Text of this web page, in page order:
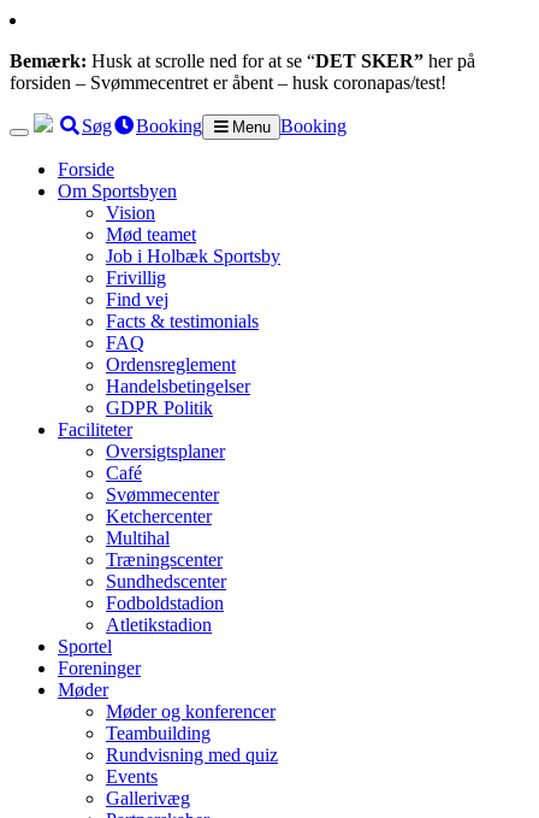
Bemærk: Husk at scrolle ned for at se “DET SKER” her på
forsiden – Svømmecentret er åbent – husk coronapas/test!
Søg Booking Menu Booking
Forside
Om Sportsbyen
Vision
Mød teamet
Job i Holbæk Sportsby
Frivillig
Find vej
Facts & testimonials
FAQ
Ordensreglement
Handelsbetingelser
GDPR Politik
Faciliteter
Oversigtsplaner
Café
Svømmecenter
Ketchercenter
Multihal
Træningscenter
Sundhedscenter
Fodboldstadion
Atletikstadion
Sportel
Foreninger
Møder
Møder og konferencer
Teambuilding
Rundvisning med quiz
Events
Gallerivæg